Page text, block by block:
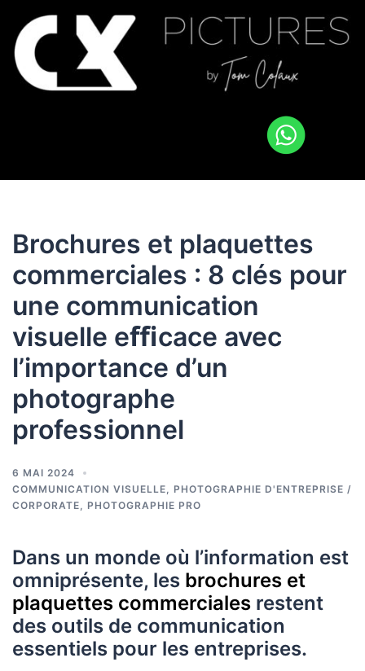
Brochures et plaquettes
commerciales : 8 clés pour
une communication
visuelle eﬃcace avec
l’importance d’un
photographe
professionnel
6 MAI 2024
COMMUNICATION VISUELLE
PHOTOGRAPHIE D'ENTREPRISE /
CORPORATE
PHOTOGRAPHIE PRO
Dans un monde où l’information est
omniprésente, les brochures et
plaquettes commerciales restent
des outils de communication
essentiels pour les entreprises.